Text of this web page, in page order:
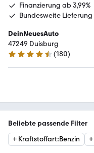
Finanzierung ab 3,99%
Bundesweite Lieferung
DeinNeuesAuto
47249 Duisburg
4.7 Sterne
(180)
Beliebte passende Filter
+ Kraftstoffart:Benzin +